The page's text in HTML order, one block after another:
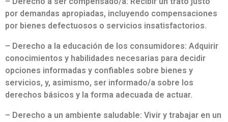
por demandas apropiadas, incluyendo compensaciones
por bienes defectuosos o servicios insatisfactorios.
– Derecho a la educación de los consumidores: Adquirir
conocimientos y habilidades necesarias para decidir
opciones informadas y confiables sobre bienes y
servicios, y, asimismo, ser informado/a sobre los
derechos básicos y la forma adecuada de actuar.
– Derecho a un ambiente saludable: Vivir y trabajar en un